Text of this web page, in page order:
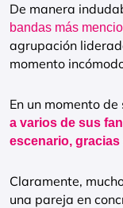
De manera
bandas más
agrupación
momento
En un momento
a varios de sus
escenario, gracias
Claramente,
una pareja en